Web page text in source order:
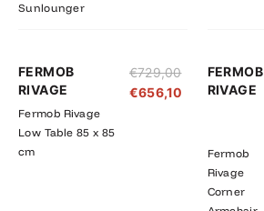
Sunlounger
FERMOB
RIVAGE
Fermob Rivage
Low Table 85 x 85
cm
€729,00
€656,10
FERMOB
RIVAGE
Fermob
Rivage
Corner